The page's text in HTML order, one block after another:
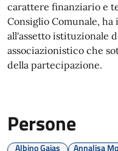
carattere finanziario e
Consiglio Comunale,
all'assetto istituzionale
associazionistico che
della partecipazione.
Persone
Albino Gaias Annalisa